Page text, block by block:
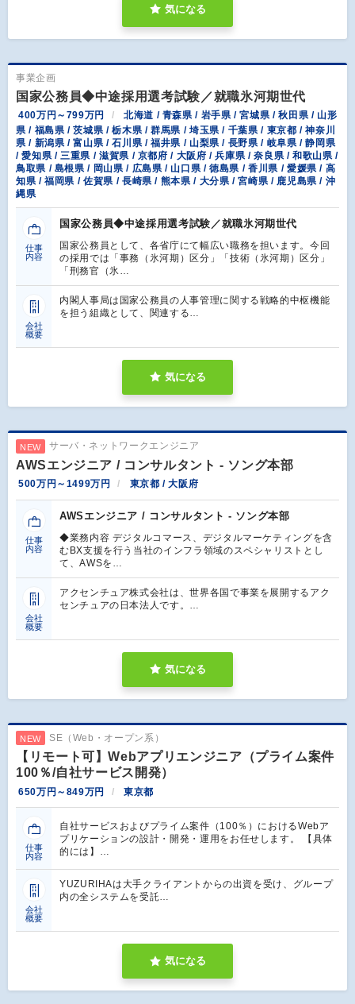
気になる
事業企画
国家公務員◆中途採用選考試験／就職氷河期世代
400万円～799万円
北海道 / 青森県 / 岩手県 / 宮城県 / 秋田県 / 山形
県 / 福島県 / 茨城県 / 栃木県 / 群馬県 / 埼玉県 / 千葉県 / 東京都 / 神奈川
県 / 新潟県 / 富山県 / 石川県 / 福井県 / 山梨県 / 長野県 / 岐阜県 / 静岡県
/ 愛知県 / 三重県 / 滋賀県 / 京都府 / 大阪府 / 兵庫県 / 奈良県 / 和歌山県 /
鳥取県 / 島根県 / 岡山県 / 広島県 / 山口県 / 徳島県 / 香川県 / 愛媛県 / 高
知県 / 福岡県 / 佐賀県 / 長崎県 / 熊本県 / 大分県 / 宮崎県 / 鹿児島県 / 沖
縄県
仕事
内容
国家公務員◆中途採用選考試験／就職氷河期世代
国家公務員として、各省庁にて幅広い職務を担います。今回
の採用では「事務（氷河期）区分」「技術（氷河期）区分」
「刑務官（氷…
会社
概要
内閣⼈事局は国家公務員の⼈事管理に関する戦略的中枢機能
を担う組織として、関連する…
気になる
NEW サーバ・ネットワークエンジニア
AWSエンジニア / コンサルタント - ソング本部
500万円～1499万円 東京都 / 大阪府
仕事
内容
AWSエンジニア / コンサルタント - ソング本部
◆業務内容 デジタルコマース、デジタルマーケティングを含
むBX支援を行う当社のインフラ領域のスペシャリストとし
て、AWSを…
会社
概要
アクセンチュア株式会社は、世界各国で事業を展開するアク
センチュアの日本法人です。…
気になる
NEW SE（Web・オープン系）
【リモート可】Webアプリエンジニア（プライム案件
100％/自社サービス開発）
650万円～849万円 東京都
仕事
内容
自社サービスおよびプライム案件（100％）におけるWebア
プリケーションの設計・開発・運用をお任せします。 【具体
的には】…
会社
概要
YUZURIHAは大手クライアントからの出資を受け、グループ
内の全システムを受託…
気になる